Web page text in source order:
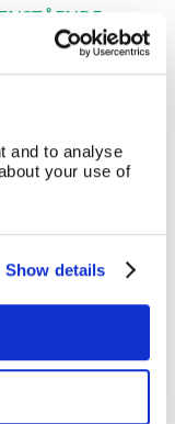
and to analyse
your use of
Show details
Isens Bevægelse
Isfjord 1879-
fra
1883.